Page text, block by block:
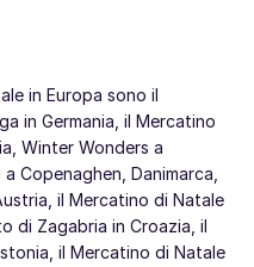
in Europa sono il
in Germania, il Mercatino
Winter Wonders a
Copenaghen, Danimarca,
il Mercatino di Natale
di Zagabria in Croazia, il
il Mercatino di Natale